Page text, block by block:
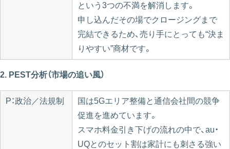
という3つの不満を解消します。
申し込んだその場でクロージングまで
完結できるため、売り手にとっても“決ま
りやすい”商材です。
2. PEST分析（市場の追い風）
P：政治／法規制
国は5Gエリア整備と通信会社間の競争
促進を進めています。
スマホ料金引き下げの流れの中で、au・
UQとのセット割は家計にも刺さる強い